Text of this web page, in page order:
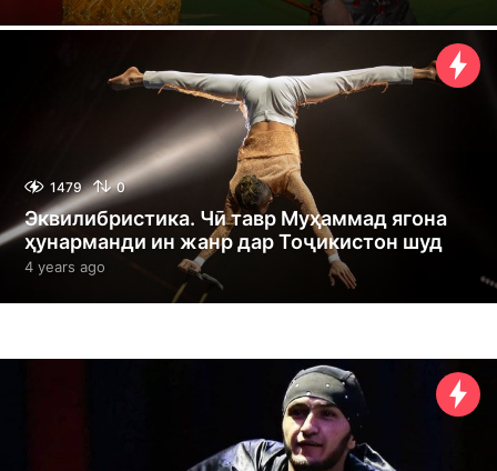
y
e
r
s
o
1479 0
Эквилибристика. Чӣ тавр Муҳаммад ягона
ҳунарманди ин жанр дар Тоҷикистон шуд
4 years ago
e